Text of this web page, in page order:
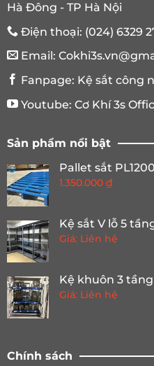
Hà Đông - TP Hà Nội
Điện thoại: (024) 6329
Email:
Fanpage: Kệ sắt công
Youtube: Cơ Khí 3s
Sản phẩm nổi bật
Pallet sắt
1.350.000 ₫
Kệ sắt V lỗ 5
Giá: Liên hệ
Kệ khuôn 3
Giá: Liên hệ
Chính sách